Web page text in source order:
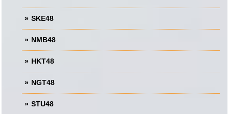
SKE48
NMB48
HKT48
NGT48
STU48